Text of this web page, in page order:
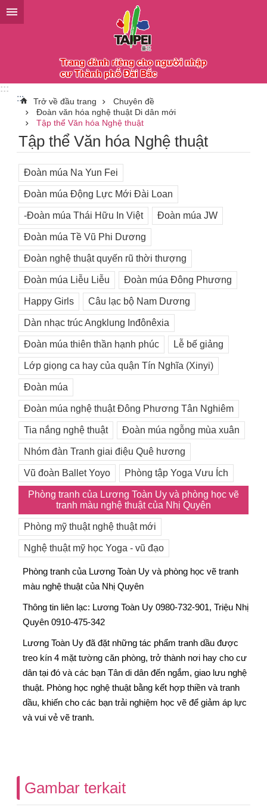
Chuyển đến khối nội dung chính
:::
:::
Trở về đầu trang
Chuyên đề
Đoàn văn hóa nghệ thuật Di dân mới
Tập thể Văn hóa Nghệ thuật
Tập thể Văn hóa Nghệ thuật
Đoàn múa Na Yun Fei
Đoàn múa Động Lực Mới Đài Loan
-Đoàn múa Thái Hữu In Việt Đoàn múa JW
Đoàn múa Tề Vũ Phi Dương
Đoàn nghệ thuật quyến rũ thời thượng
Đoàn múa Liễu Liễu Đoàn múa Đông Phương
Happy Girls Câu lạc bộ Nam Dương
Dàn nhạc trúc Angklung Inđônêxia
Đoàn múa thiên thần hạnh phúc Lễ bế giảng
Lớp giọng ca hay của quận Tín Nghĩa (Xinyi)
Đoàn múa
Đoàn múa nghệ thuật Đông Phương Tân Nghiêm
Tia nắng nghệ thuật Đoàn múa ngỗng mùa xuân
Nhóm đàn Tranh giai điệu Quê hương
Vũ đoàn Ballet Yoyo Phòng tập Yoga Vưu Ích
Phòng tranh của Lương Toàn Uy và phòng học vẽ
tranh màu nghệ thuật của Nhị Quyên
Phòng mỹ thuật nghệ thuật mới
Nghệ thuật mỹ học Yoga - vũ đạo
Phòng tranh của Lương Toàn Uy và phòng học vẽ tranh
màu nghệ thuật của Nhị Quyên
Thông tin liên lạc: Lương Toàn Uy 0980-732-901, Triệu Nhị
Quyên 0910-475-342
Lương Toàn Uy đã đặt những tác phẩm tranh dầu được
treo kín 4 mặt tường căn phòng, trở thành nơi hay cho cư
dân tại đó và các bạn Tân di dân đến ngắm, giao lưu nghệ
thuật. Phòng học nghệ thuật bằng kết hợp thiền và tranh
dầu, khiến cho các bạn trải nghiệm học vẽ để giảm áp lực
và vui vẻ vẽ tranh.
Gambar terkait